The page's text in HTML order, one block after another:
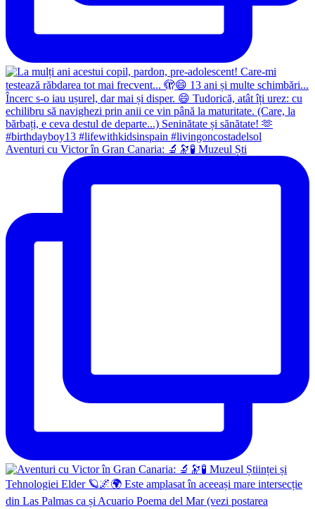
Aventuri cu Victor în Gran Canaria: 🔬🔭🧪 Muzeul Ști